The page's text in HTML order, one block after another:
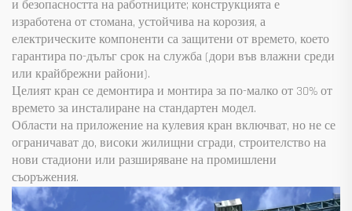
и безопасността на работниците; конструкцията е
изработена от стомана, устойчива на корозия, а
електрическите компоненти са защитени от времето, което
гарантира по-дълъг срок на служба (дори във влажни среди
или крайбрежни райони).
Целият кран се демонтира и монтира за по-малко от 30% от
времето за инсталиране на стандартен модел.
Области на приложение на кулевия кран включват, но не се
ограничават до, високи жилищни сгради, строителство на
нови стадиони или разширяване на промишлени
съоръжения.